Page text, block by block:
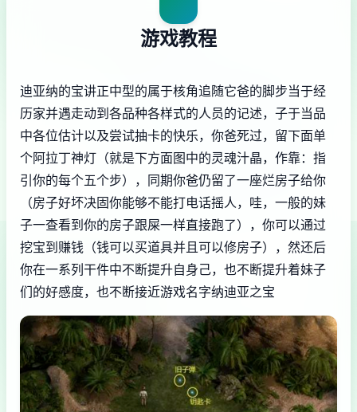
游戏教程
迪亚纳的宝讲正中型的属于核角追随它爸的脚步当于经
历家并遇走动到各品种各样式的人员的记述，子于当品
中各位估计以及尝试抽卡的快乐，你爸死过，留下面单
个阿拉丁神灯（就是下方面图中的灵魂汁晶，作靠：指
引你的每个五个步），同期你爸仍留了一座烂房子给你
（房子好坏决固你能够不能打电话摇人，哇，一般的妹
子一查看到你的房子跟屎一样直接跑了），你可以通过
挖宝到赚钱（钱可以买道具并且可以修房子），然还后
你在一系列干件中不断提升自身己，也不断提升着妹子
们的好感度，也不断接近游戏名字纳迪亚之宝